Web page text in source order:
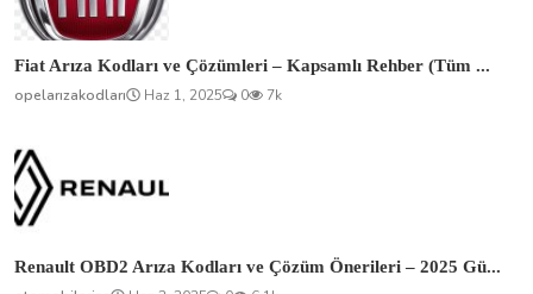
Fiat Arıza Kodları ve Çözümleri – Kapsamlı Rehber (Tüm ...
opelarızakodları
Haz 1, 2025 0 7k
Renault OBD2 Arıza Kodları ve Çözüm Önerileri – 2025 Gü...